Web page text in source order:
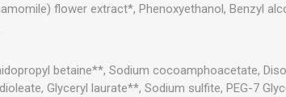
flower extract*, Phenoxyethanol, Benzyl
betaine**, Sodium cocoamphoacetate,
Glyceryl laurate**, Sodium sulfite, PEG-7